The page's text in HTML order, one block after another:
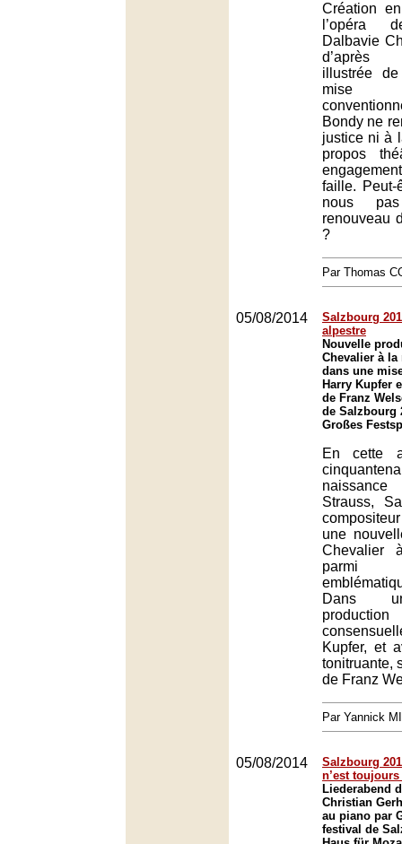
Création
l’opéra
Dalbavie
d’après
illustrée
mise
Bondy ne
justice ni à
propos
faille. Peut-
nous
renouveau
?
Par Thomas
05/08/2014
Salzbourg
alpestre
Nouvelle
Chevalier à la
dans une
Harry Kupfer
de Franz
de Salzbourg
Großes
En cette
Strauss,
une
Chevalier
parmi
Dans
Kupfer, et
tonitruante,
de Franz
Par Yannick
05/08/2014
Salzbourg
n’est
Liederabend
Christian
au piano par
festival de